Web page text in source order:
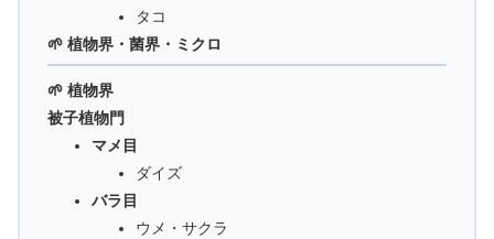
タコ
🌱 植物界・菌界・ミクロ
🌱 植物界
被子植物門
マメ目
ダイズ
バラ目
ウメ・サクラ